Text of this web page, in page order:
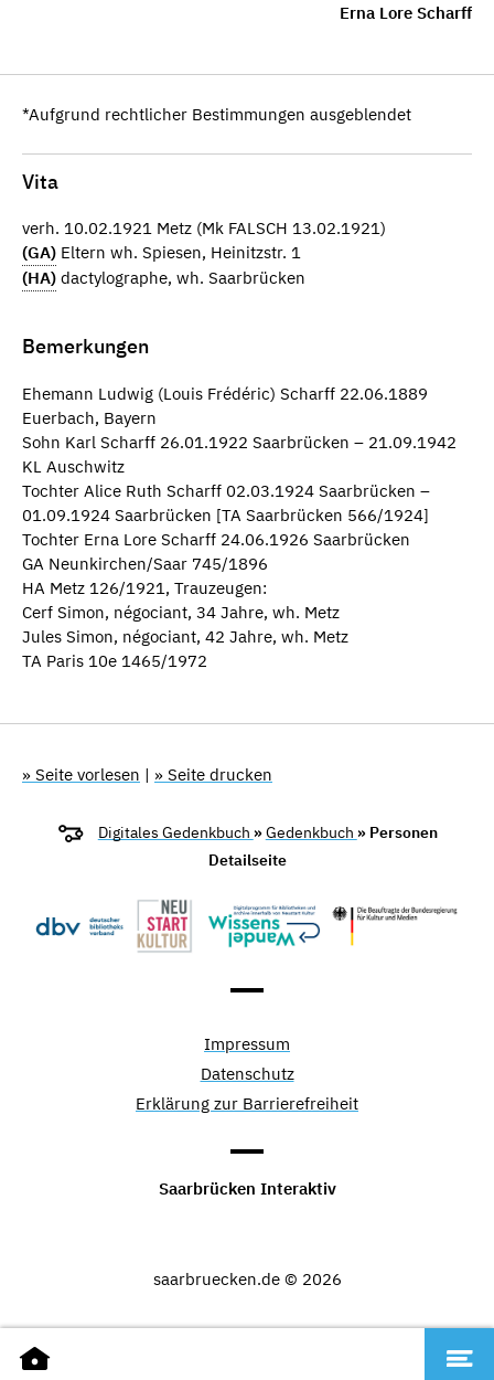
Erna Lore Scharff
*Aufgrund rechtlicher Bestimmungen ausgeblendet
Vita
verh. 10.02.1921 Metz (Mk FALSCH 13.02.1921)
(GA) Eltern wh. Spiesen, Heinitzstr. 1
(HA) dactylographe, wh. Saarbrücken
Bemerkungen
Ehemann Ludwig (Louis Frédéric) Scharff 22.06.1889
Euerbach, Bayern
Sohn Karl Scharff 26.01.1922 Saarbrücken – 21.09.1942
KL Auschwitz
Tochter Alice Ruth Scharff 02.03.1924 Saarbrücken –
01.09.1924 Saarbrücken [TA Saarbrücken 566/1924]
Tochter Erna Lore Scharff 24.06.1926 Saarbrücken
GA Neunkirchen/Saar 745/1896
HA Metz 126/1921, Trauzeugen:
Cerf Simon, négociant, 34 Jahre, wh. Metz
Jules Simon, négociant, 42 Jahre, wh. Metz
TA Paris 10e 1465/1972
» Seite vorlesen | » Seite drucken
Digitales Gedenkbuch »Gedenkbuch » Personen
Detailseite
Impressum
Datenschutz
Erklärung zur Barrierefreiheit
Saarbrücken Interaktiv
saarbruecken.de © 2026